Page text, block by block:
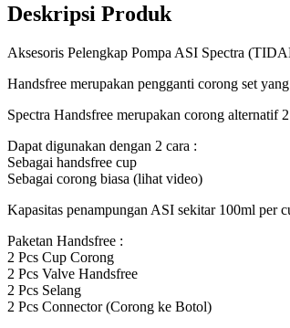
Deskripsi Produk
Aksesoris Pelengkap Pompa ASI Spectra
Handsfree merupakan pengganti corong set
Spectra Handsfree merupakan corong alternatif
Dapat digunakan dengan 2 cara :
Sebagai handsfree cup
Sebagai corong biasa (lihat video)
Kapasitas penampungan ASI sekitar 100ml per
Paketan Handsfree :
2 Pcs Cup Corong
2 Pcs Valve Handsfree
2 Pcs Selang
2 Pcs Connector (Corong ke Botol)